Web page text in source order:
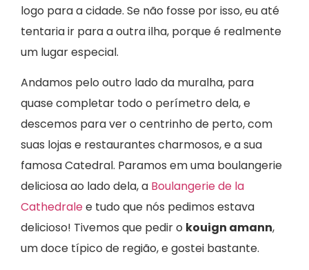
logo para a cidade. Se não fosse por isso, eu até
tentaria ir para a outra ilha, porque é realmente
um lugar especial.
Andamos pelo outro lado da muralha, para
quase completar todo o perímetro dela, e
descemos para ver o centrinho de perto, com
suas lojas e restaurantes charmosos, e a sua
famosa Catedral. Paramos em uma boulangerie
deliciosa ao lado dela, a Boulangerie de la
Cathedralee tudo que nós pedimos estava
delicioso! Tivemos que pedir o kouign amann,
um doce típico de região, e gostei bastante.